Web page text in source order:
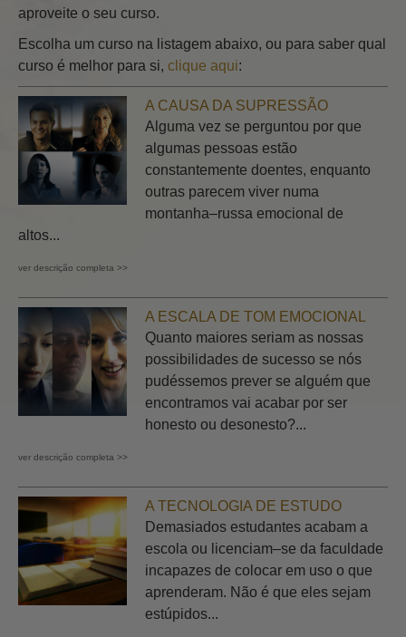
aproveite o seu curso.
Escolha um curso na listagem abaixo, ou para saber qual
curso é melhor para si, clique aqui:
A CAUSA DA SUPRESSÃO
Alguma vez se perguntou por que
algumas pessoas estão
constantemente doentes, enquanto
outras parecem viver numa
montanha–russa emocional de
altos...
ver descrição completa >>
A ESCALA DE TOM EMOCIONAL
Quanto maiores seriam as nossas
possibilidades de sucesso se nós
pudéssemos prever se alguém que
encontramos vai acabar por ser
honesto ou desonesto?...
ver descrição completa >>
A TECNOLOGIA DE ESTUDO
Demasiados estudantes acabam a
escola ou licenciam–se da faculdade
incapazes de colocar em uso o que
aprenderam. Não é que eles sejam
estúpidos...